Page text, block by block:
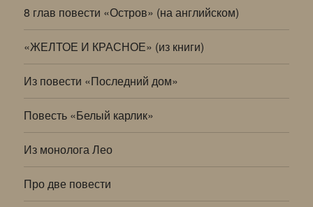
8 глав повести «Остров» (на английском)
«ЖЕЛТОЕ И КРАСНОЕ» (из книги)
Из повести «Последний дом»
Повесть «Белый карлик»
Из монолога Лео
Про две повести